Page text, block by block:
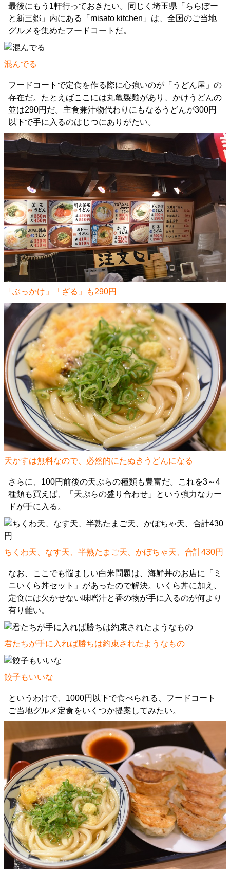
最後にもう1軒行っておきたい。同じく埼玉県「ららぽー
と新三郷」内にある「misato kitchen」は、全国のご当地
グルメを集めたフードコートだ。
混んでる
フードコートで定食を作る際に心強いのが「うどん屋」の
存在だ。たとえばここには丸亀製麺があり、かけうどんの
並は290円だ。主食兼汁物代わりにもなるうどんが300円
以下で手に入るのはじつにありがたい。
「ぶっかけ」「ざる」も290円
天かすは無料なので、必然的にたぬきうどんになる
さらに、100円前後の天ぷらの種類も豊富だ。これを3～4
種類も買えば、「天ぷらの盛り合わせ」という強力なカー
ドが手に入る。
ちくわ天、なす天、半熟たまご天、かぼちゃ天、合計430円
なお、ここでも悩ましい白米問題は、海鮮丼のお店に「ミ
ニいくら丼セット」があったので解決。いくら丼に加え、
定食には欠かせない味噌汁と香の物が手に入るのが何より
有り難い。
君たちが手に入れば勝ちは約束されたようなもの
餃子もいいな
というわけで、1000円以下で食べられる、フードコート
ご当地グルメ定食をいくつか提案してみたい。